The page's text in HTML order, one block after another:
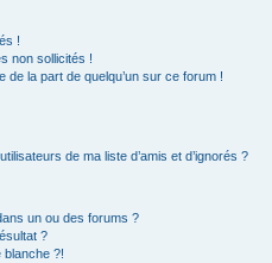
!
non sollicités !
de la part de quelqu’un sur ce forum !
de ma liste d’amis et d’ignorés ?
un ou des forums ?
?
blanche ?!